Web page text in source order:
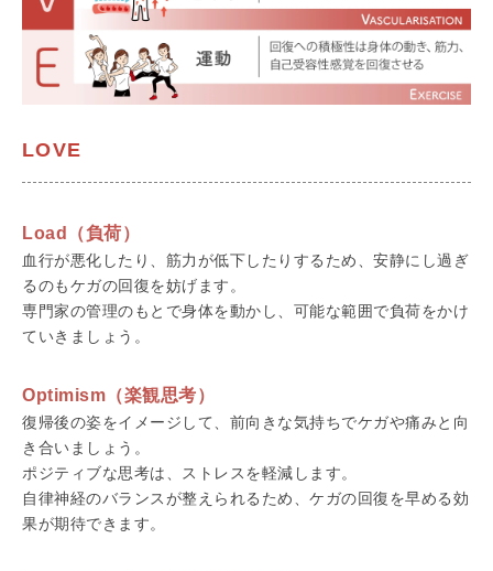
LOVE
Load（負荷）
血行が悪化したり、筋力が低下したりするため、安静にし過ぎ
るのもケガの回復を妨げます。
専門家の管理のもとで身体を動かし、可能な範囲で負荷をかけ
ていきましょう。
Optimism（楽観思考）
復帰後の姿をイメージして、前向きな気持ちでケガや痛みと向
き合いましょう。
ポジティブな思考は、ストレスを軽減します。
自律神経のバランスが整えられるため、ケガの回復を早める効
果が期待できます。